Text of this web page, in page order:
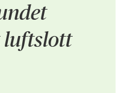
luftslott